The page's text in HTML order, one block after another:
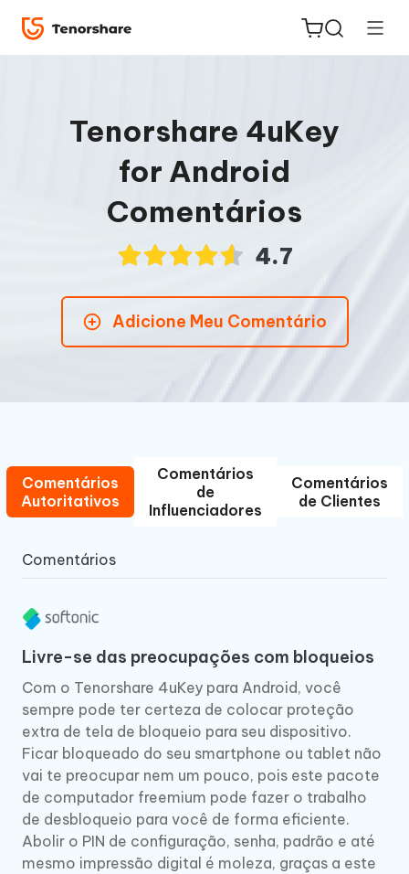
Editor
Tenorshare 4uKey
for Android
Comentários
4.7
Adicione Meu Comentário
Comentários
Autoritativos
Comentários
de
Influenciadores
Comentários
de Clientes
Comentários
Livre-se das preocupações com bloqueios
Com o Tenorshare 4uKey para Android, você
sempre pode ter certeza de colocar proteção
extra de tela de bloqueio para seu dispositivo.
Ficar bloqueado do seu smartphone ou tablet não
vai te preocupar nem um pouco, pois este pacote
de computador freemium pode fazer o trabalho
de desbloqueio para você de forma eficiente.
Abolir o PIN de configuração, senha, padrão e até
mesmo impressão digital é moleza, graças a este